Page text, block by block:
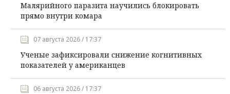
Малярийного паразита научились блокировать
прямо внутри комара
07 августа 2026 / 17:37
Ученые зафиксировали снижение когнитивных
показателей у американцев
06 августа 2026 / 17:37